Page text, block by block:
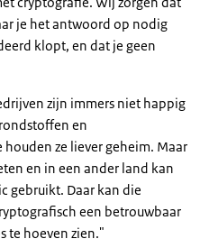
je het antwoord op nodig
klopt, en dat je geen
zijn immers niet happig
en
houden ze liever geheim. Maar
en in een ander land kan
gebruikt. Daar kan die
een betrouwbaar
te hoeven zien."